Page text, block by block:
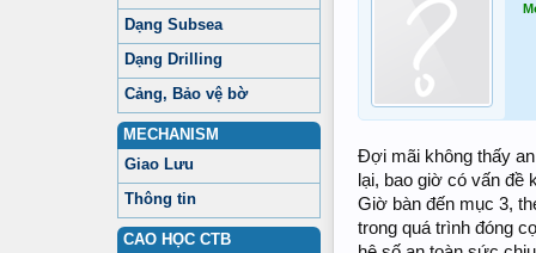
Dạng Subsea
Dạng Drilling
Cảng, Bảo vệ bờ
MECHANISM
Giao Lưu
Thông tin
CAO HỌC CTB
Đợi mãi không thấy
lại, bao giờ có vấn đề
Giờ bàn đến mục 3,
trong quá trình đóng